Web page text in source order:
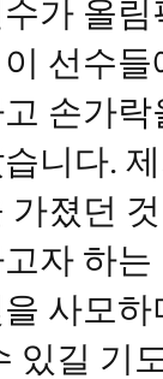
가 올
선수
손가
니다.
가졌던
자 하
사모
있길 기